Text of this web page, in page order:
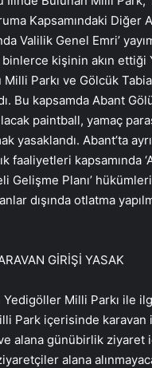
Kapsamındaki Diğer
Valilik Genel Emri’
binlerce kişinin akın
Milli Parkı ve Gölcük
Bu kapsamda Abant
paintball, yamaç
yasaklandı. Abant’ta
faaliyetleri kapsamında
Gelişme Planı’
dışında otlatma
GİRİŞİ YASAK
Yedigöller Milli Parkı ile
Park içerisinde karavan
alana günübirlik ziyaret
alana